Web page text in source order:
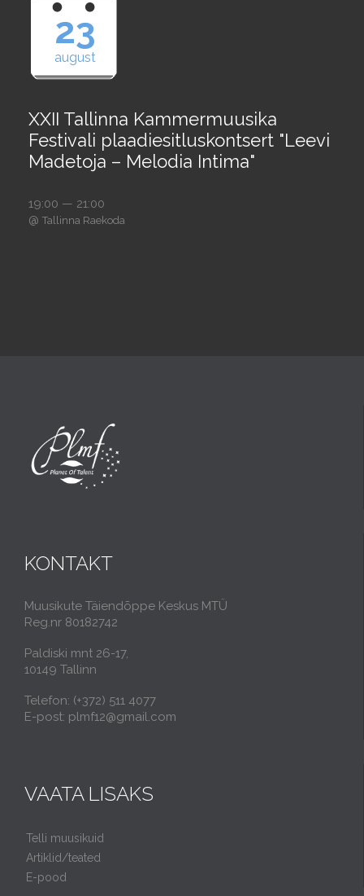
23
august
XXII Tallinna Kammermuusika
Festivali plaadiesitluskontsert "Leevi
Madetoja – Melodia Intima"
19:00 — 21:00
@ Tallinna Raekoda
KONTAKT
Muusikute Täiendõppe Keskus MTÜ
Reg.nr 80182742
Paldiski mnt 26-17,
10149 Tallinn
Telefon: (+372) 511 4077
E-post: plmf12@gmail.com
VAATA LISAKS
Telli muusikuid
Artiklid/teated
E-pood